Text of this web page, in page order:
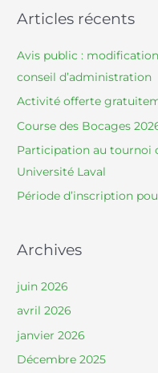
r
r
:
Articles récents
Avis public :
conseil d’administration
Activité offerte
Course des Bocages
Participation au tournoi
Université Laval
Période d’inscription
Archives
juin 2026
avril 2026
janvier 2026
Décembre 2025